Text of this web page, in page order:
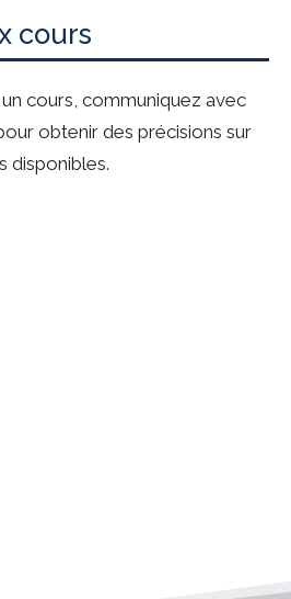
cours
cours, communiquez avec
obtenir des précisions sur
disponibles.